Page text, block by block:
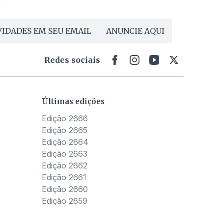
EM SEU EMAIL ANUNCIE AQUI
Redes sociais
Últimas edições
Edição 2666
Edição 2665
Edição 2664
Edição 2663
Edição 2662
Edição 2661
Edição 2660
Edição 2659